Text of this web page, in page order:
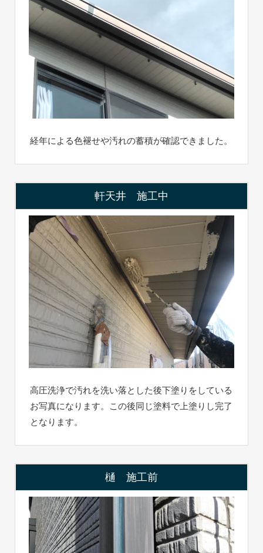
経年による色褪せや汚れの蓄積が確認できました。
軒天井 施工中
高圧洗浄で汚れを洗い落とした後下塗りをしている
お写真になります。この後同じ塗料で上塗りし完了
となります。
樋 施工前